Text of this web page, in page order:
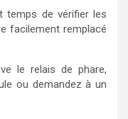
temps de vérifier les
facilement remplacé
le relais de phare,
ou demandez à un